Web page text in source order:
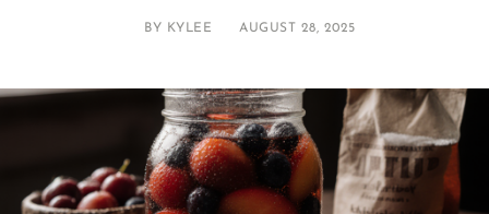
BY KYLEE AUGUST 28, 2025